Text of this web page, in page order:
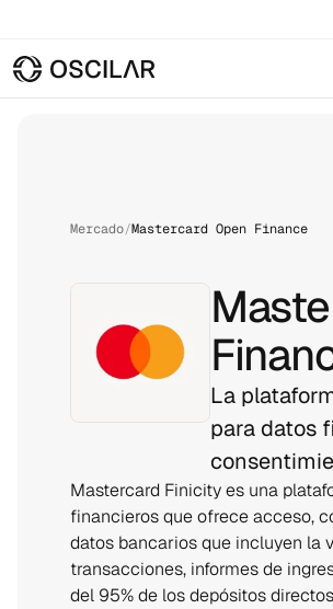
Mercado/Mastercard Open Finance
La
para datos
Mastercard Finicity es una
financieros que ofrece acceso,
datos bancarios que incluyen la
transacciones, informes de
del 95% de los depósitos